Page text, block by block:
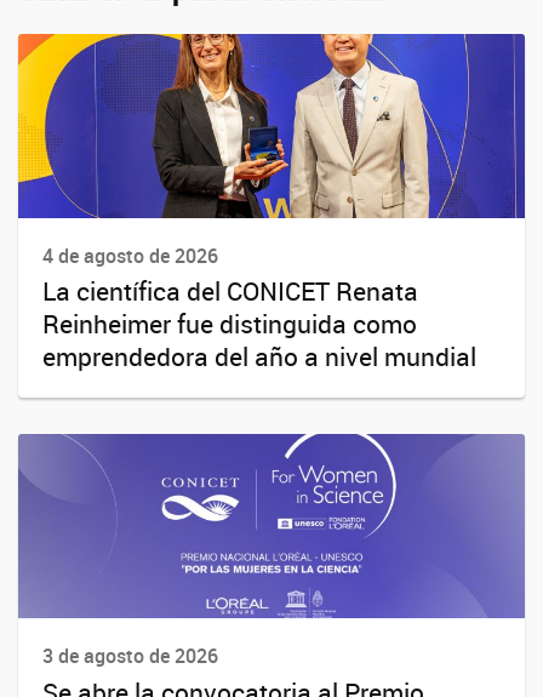
4 de agosto de 2026
La científica del CONICET Renata
Reinheimer fue distinguida como
emprendedora del año a nivel mundial
3 de agosto de 2026